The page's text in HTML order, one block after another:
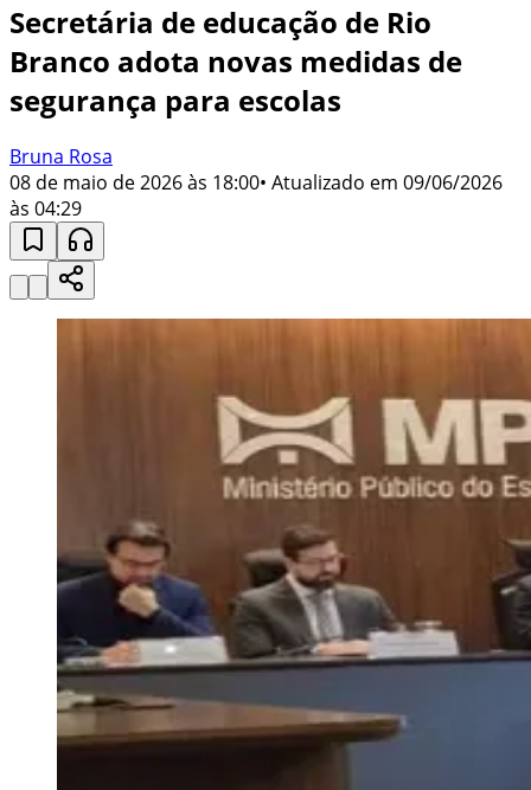
Secretária de educação de Rio
Branco adota novas medidas de
segurança para escolas
Bruna Rosa
08 de maio de 2026 às 18:00• Atualizado em 09/06/2026
às 04:29